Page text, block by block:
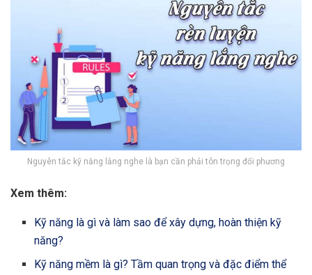
Nguyên tắc kỹ năng lắng nghe là bạn cần phải tôn trọng đối phương
Xem thêm:
Kỹ năng là gì và làm sao để xây dựng, hoàn thiện kỹ
năng?
Kỹ năng mềm là gì? Tầm quan trọng và đặc điểm thể